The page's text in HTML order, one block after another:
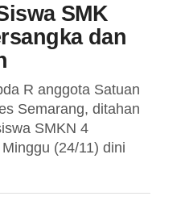
SMK
dan
R anggota Satuan
Semarang, ditahan
SMKN 4
(24/11) dini